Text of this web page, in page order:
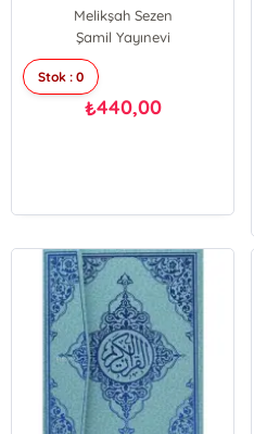
Melikşah Sezen
Şamil Yayınevi
Stok : 0
₺440,00